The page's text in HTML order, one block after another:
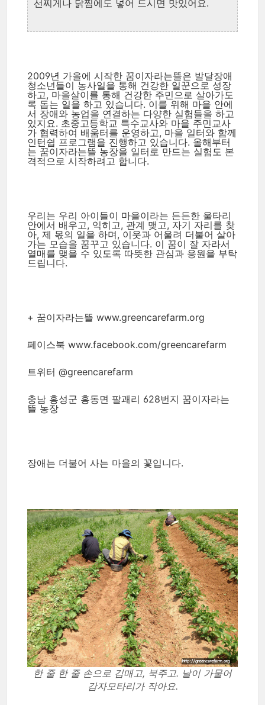
선찌게나 닭찜에도 넣어 드시면 맛있어요.
2009년 가을에 시작한 꿈이자라는뜰은 발달장애
청소년들이 농사일을 통해 건강한 일꾼으로 성장
하고, 마을살이를 통해 건강한 주민으로 살아가도
록 돕는 일을 하고 있습니다. 이를 위해 마을 안에
서 장애와 농업을 연결하는 다양한 실험들을 하고
있지요. 초중고등학교 특수교사와 마을 주민교사
가 협력하여 배움터를 운영하고, 마을 일터와 함께
인턴쉽 프로그램을 진행하고 있습니다. 올해부터
는 꿈이자라는뜰 농장을 일터로 만드는 실험도 본
격적으로 시작하려고 합니다.
우리는 우리 아이들이 마을이라는 든든한 울타리
안에서 배우고, 익히고, 관계 맺고, 자기 자리를 찾
아, 제 몫의 일을 하며, 이웃과 어울려 더불어 살아
가는 모습을 꿈꾸고 있습니다. 이 꿈이 잘 자라서
열매를 맺을 수 있도록 따뜻한 관심과 응원을 부탁
드립니다.
+ 꿈이자라는뜰 www.greencarefarm.org
페이스북 www.facebook.com/greencarefarm
트위터 @greencarefarm
충남 홍성군 홍동면 팔괘리 628번지 꿈이자라는
뜰 농장
장애는 더불어 사는 마을의 꽃입니다.
한 줄 한 줄 손으로 김매고, 북주고. 날이 가물어
감자모타리가 작아요.